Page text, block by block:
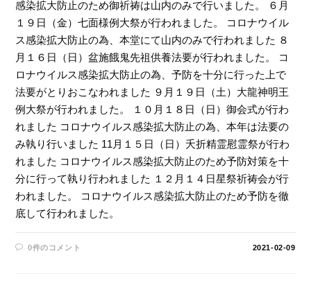
感染拡大防止のため御祈祷は山内のみで行いました。 ６月
１９日（金）七面様例大祭が行われました。 コロナウイル
ス感染拡大防止の為、本堂にて山内のみで行われました ８
月１６日（日）盆施餓鬼先祖供養法要が行われました。 コ
ロナウイルス感染拡大防止の為、予防を十分に行った上で
法要がとりおこなわれました ９月１９日（土）大龍神明王
例大祭が行われました。 １０月１８日（日）御会式が行わ
れました コロナウイルス感染拡大防止の為、本年は法要の
み執り行いました 11月１５日（日）夭折精霊慰霊祭が行わ
れました コロナウイルス感染拡大防止のため予防対策を十
分に行って執り行われました １２月１４日星祭祈祷会が行
われました。 コロナウイルス感染拡大防止のため予防を徹
底して行われました。
0件のコメント 2021-02-09